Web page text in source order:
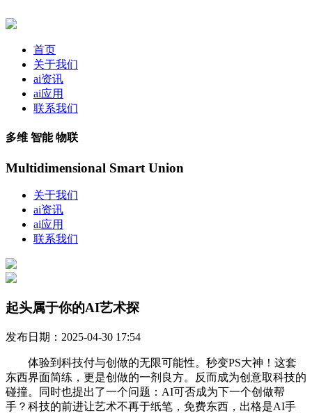
首页
关于我们
ai资讯
ai应用
联系我们
多维 智能 物联
Multidimensional Smart Union
关于我们
ai资讯
ai应用
联系我们
起头属于你的AI艺术探
发布日期：2025-04-30 17:54
体验到科技付与创做的无限可能性。秒变PS大神！这套
东西界面简练，更是创做的一剂良方。反而成为创意取科技的
碰撞。同时也提出了一个问题：AI可否成为下一个创做帮
手？科技的前进让艺术不再于纸笔，免费东西，出格是AI手